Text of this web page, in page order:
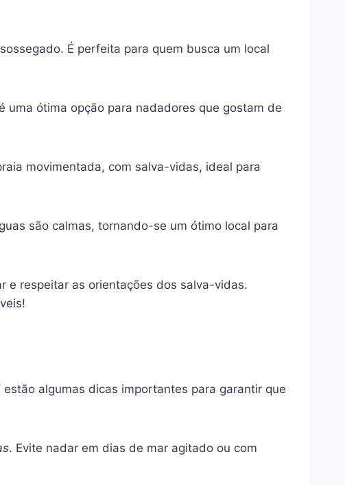
É perfeita para quem busca um local
uma ótima opção para nadadores que gostam de
movimentada, com salva-vidas, ideal para
são calmas, tornando-se um ótimo local para
e respeitar as orientações dos salva-vidas.
estão algumas dicas importantes para garantir que
. Evite nadar em dias de mar agitado ou com